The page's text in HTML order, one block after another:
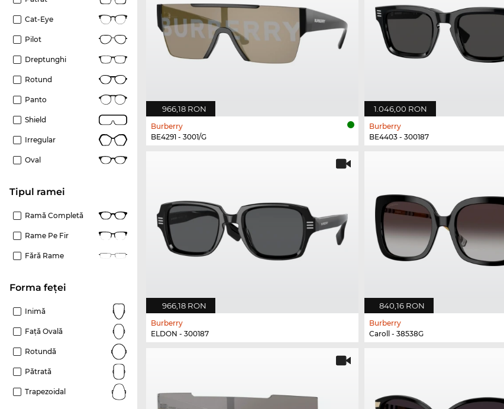
Cat-Eye
Pilot
Dreptunghi
Rotund
Panto
Shield
Irregular
Oval
Tipul ramei
Ramă Completă
Rame Pe Fir
Fără Rame
Forma feței
Inimă
Față Ovală
Rotundă
Pătrată
Trapezoidal
966,18 RON
Burberry
BE4291 - 3001/G
1.046,00 RON
Burberry
BE4403 - 300187
966,18 RON
Burberry
ELDON - 300187
840,16 RON
Burberry
Caroll - 38538G